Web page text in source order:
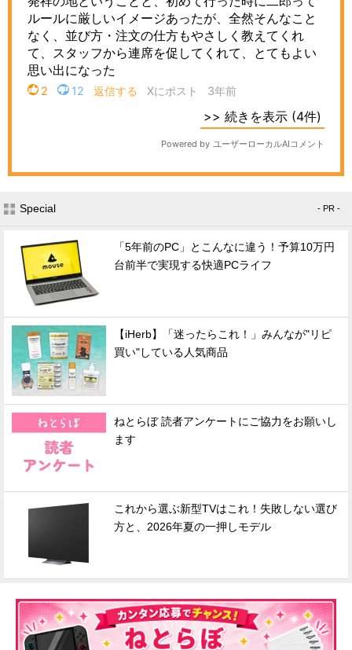
Special - PR -
「5年前のPC」とこんなに違う！予算10万円
台前半で実現する快適PCライフ
【iHerb】「迷ったらこれ！」みんなが"リピ
買い"している人気商品
ねとらぼ 読者アンケートにご協力をお願いし
ます
これから選ぶ新型TVはこれ！失敗しない選び
方と、2026年夏の一押しモデル